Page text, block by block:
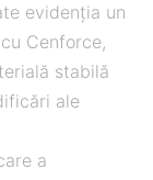
evidenția un
Cenforce,
stabilă
ale
a